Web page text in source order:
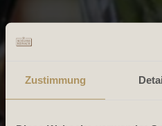
Zustimmung